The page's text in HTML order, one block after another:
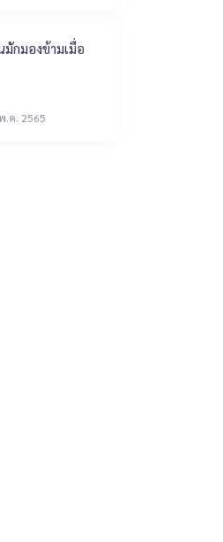
กมองข้ามเมื่อ
.ค. 2565